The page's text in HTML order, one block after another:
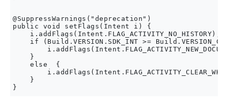
@SuppressWarnings("deprecation")
public void setFlags(Intent i) {
    i.addFlags(Intent.FLAG_ACTIVITY_NO_HISTORY);
if (Build.VERSION.SDK_INT >=
    }
    else  {
    }